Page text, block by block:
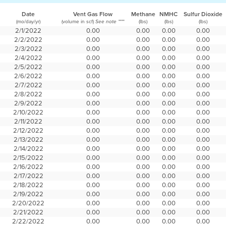
Date Vent Gas Flow Methane NMHC Sulfur Dioxide
(mo/day/yr) (volume in scf) See note **** (lbs) (lbs) (lbs)
2/1/2022 0.00 0.00 0.00
0.00
2/2/2022
0.00 0.00 0.00
0.00
2/3/2022
0.00 0.00 0.00
0.00
2/4/2022
0.00 0.00 0.00
0.00
2/5/2022
0.00 0.00 0.00
0.00
2/6/2022
0.00 0.00 0.00
0.00
2/7/2022
0.00 0.00 0.00
0.00
2/8/2022
0.00 0.00 0.00
0.00
2/9/2022
0.00 0.00 0.00
0.00
2/10/2022
0.00 0.00 0.00
0.00
2/11/2022
0.00 0.00 0.00
0.00
2/12/2022
0.00 0.00 0.00
0.00
2/13/2022
0.00 0.00 0.00
0.00
2/14/2022
0.00 0.00 0.00
0.00
2/15/2022
0.00 0.00 0.00
0.00
2/16/2022
0.00 0.00 0.00
0.00
2/17/2022
0.00 0.00 0.00
0.00
2/18/2022
0.00 0.00 0.00
0.00
2/19/2022
0.00 0.00 0.00
0.00
2/20/2022
0.00 0.00 0.00
0.00
2/21/2022
0.00 0.00 0.00
0.00
2/22/2022
0.00 0.00 0.00
0.00